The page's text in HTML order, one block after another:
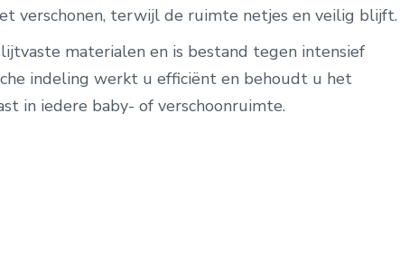
verschonen, terwijl de ruimte netjes en veilig blijft.
materialen en is bestand tegen intensief
indeling werkt u efficiënt en behoudt u het
in iedere baby- of verschoonruimte.